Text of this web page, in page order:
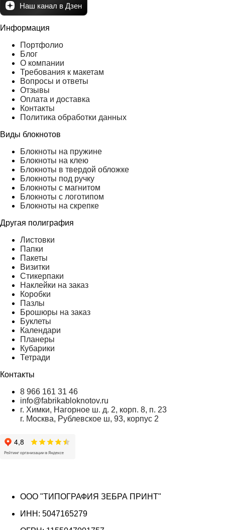
Наш канал в Дзен
Информация
Портфолио
Блог
О компании
Требования к макетам
Вопросы и ответы
Отзывы
Оплата и доставка
Контакты
Политика обработки данных
Виды блокнотов
Блокноты на пружине
Блокноты на клею
Блокноты в твердой обложке
Блокноты под ручку
Блокноты с магнитом
Блокноты с логотипом
Блокноты на скрепке
Другая полиграфия
Листовки
Папки
Пакеты
Визитки
Стикерпаки
Наклейки на заказ
Коробки
Пазлы
Брошюры на заказ
Буклеты
Календари
Планеры
Кубарики
Тетради
Контакты
8 966 161 31 46
info@fabrikabloknotov.ru
г. Химки, Нагорное ш. д. 2, корп. 8, п. 23
г. Москва, Рублевское ш, 93, корпус 2
ООО "ТИПОГРАФИЯ ЗЕБРА ПРИНТ"
ИНН: 5047165279